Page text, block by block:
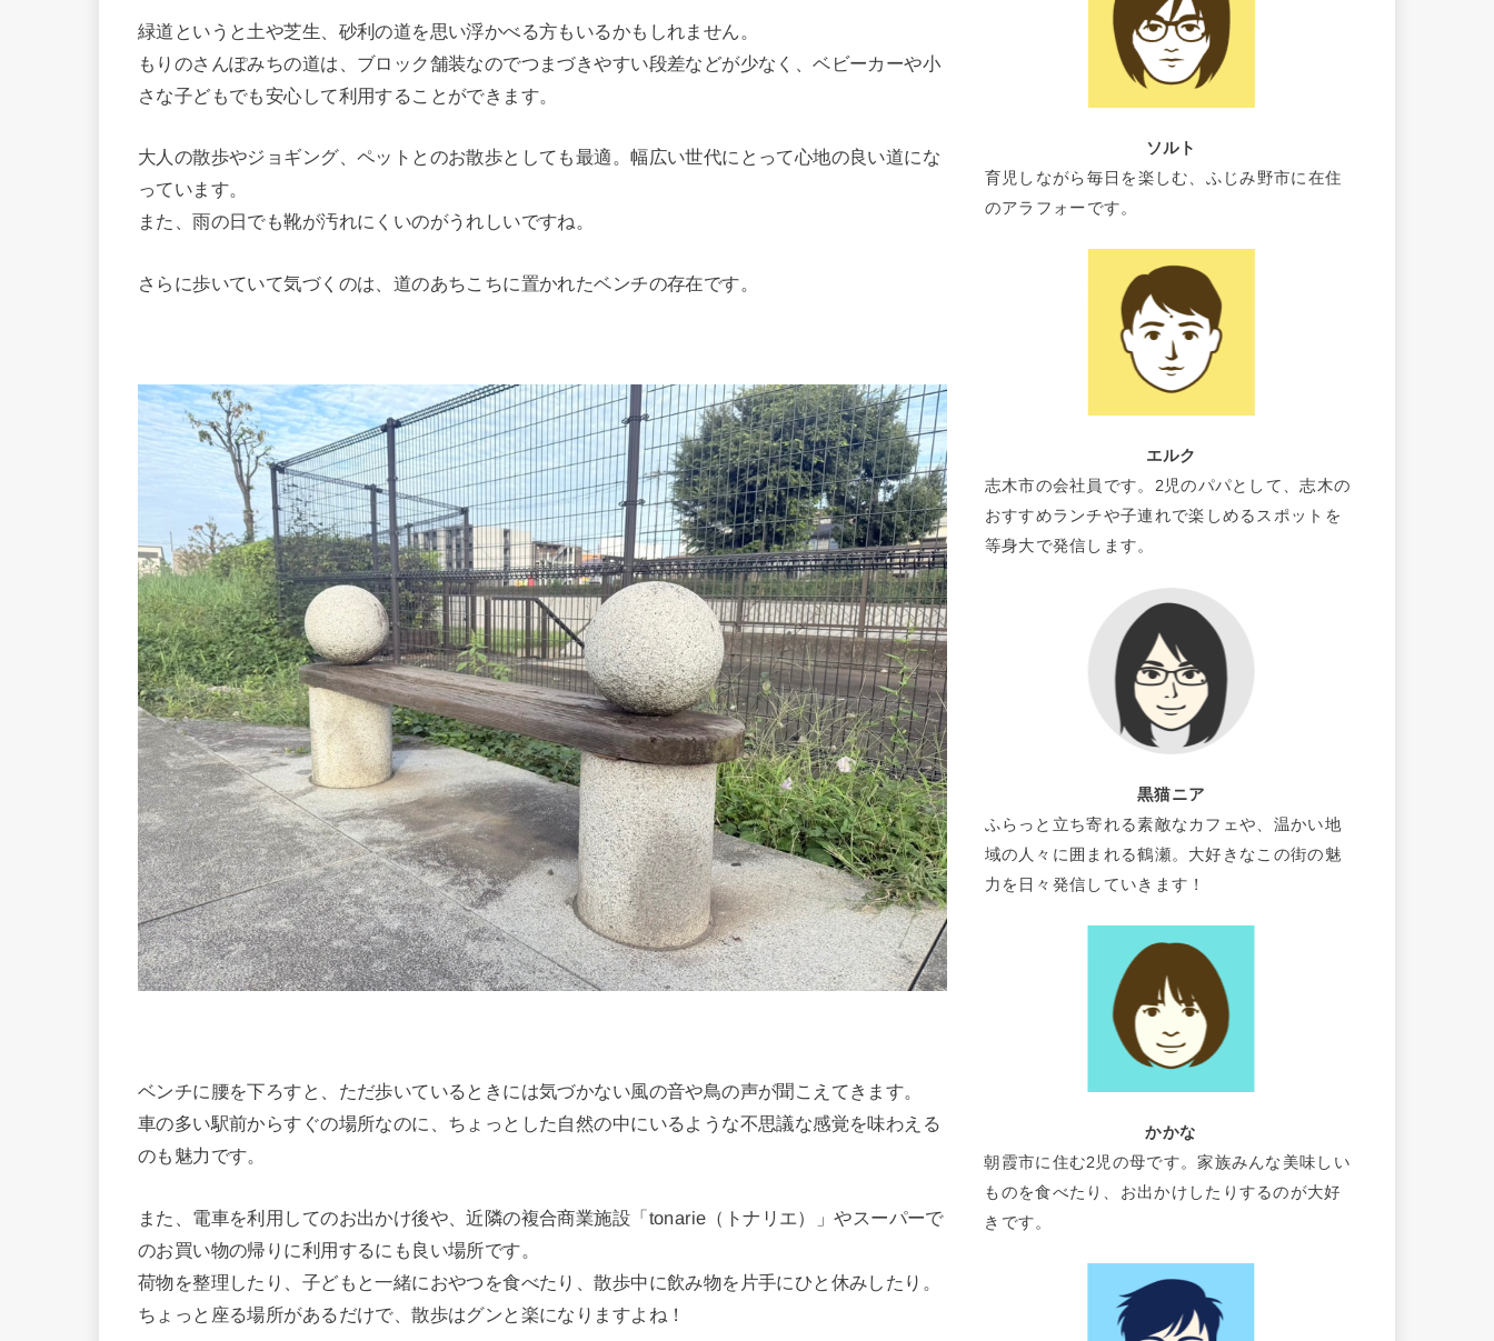
緑道というと土や芝生、砂利の道を思い浮かべる方もいるかもしれません。
もりのさんぽみちの道は、ブロック舗装なのでつまづきやすい段差などが少なく、ベビーカーや小
さな子どもでも安心して利用することができます。
大人の散歩やジョギング、ペットとのお散歩としても最適。幅広い世代にとって心地の良い道にな
っています。
また、雨の日でも靴が汚れにくいのがうれしいですね。
さらに歩いていて気づくのは、道のあちこちに置かれたベンチの存在です。
ベンチに腰を下ろすと、ただ歩いているときには気づかない風の音や鳥の声が聞こえてきます。
車の多い駅前からすぐの場所なのに、ちょっとした自然の中にいるような不思議な感覚を味わえる
のも魅力です。
また、電車を利用してのお出かけ後や、近隣の複合商業施設「tonarie（トナリエ）」やスーパーで
のお買い物の帰りに利用するにも良い場所です。
荷物を整理したり、子どもと一緒におやつを食べたり、散歩中に飲み物を片手にひと休みしたり。
ちょっと座る場所があるだけで、散歩はグンと楽になりますよね！
ソルト
育児しながら毎日を楽しむ、ふじみ野市に在住
のアラフォーです。
エルク
志木市の会社員です。2児のパパとして、志木の
おすすめランチや子連れで楽しめるスポットを
等身大で発信します。
黒猫ニア
ふらっと立ち寄れる素敵なカフェや、温かい地
域の人々に囲まれる鶴瀬。大好きなこの街の魅
力を日々発信していきます！
かかな
朝霞市に住む2児の母です。家族みんな美味しい
ものを食べたり、お出かけしたりするのが大好
きです。